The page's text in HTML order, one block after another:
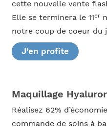
cette nouvelle vente
Elle se terminera le 11er
notre coup de coeur du
J’en profite
Maquillage
Réalisez 62%
commande de soins à